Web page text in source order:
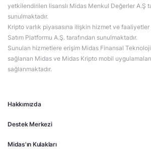
Hakkımızda
Destek Merkezi
Midas'ın Kulakları
yetkilendirilen lisanslı Midas Menkul Değerler A.Ş
sunulmaktadır.
Kripto varlık piyasasına ilişkin hizmet ve faaliyetler
Satım Platformu A.Ş. tarafından sunulmaktadır.
Sunulan hizmetlere erişim Midas Finansal
sağlanan Midas ve Midas Kripto mobil
sağlanmaktadır.